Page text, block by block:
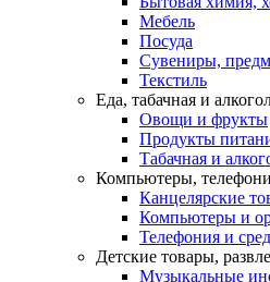
Мебель
Посуда
Сувениры,
Текстиль
Еда, табачная и
Овощи и фрукты
Продукты
Табачная и
Компьютеры,
Канцелярские
Компьютеры и
Телефония и
Детские товары,
Музыкальные